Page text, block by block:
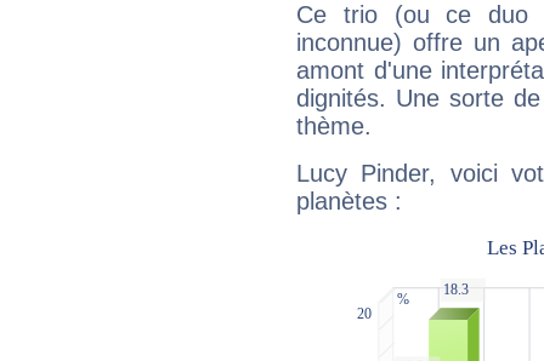
Ce trio (ou ce duo
inconnue) offre un
amont d'une
dignités. Une sorte
thème.
Lucy Pinder, voici
planètes :